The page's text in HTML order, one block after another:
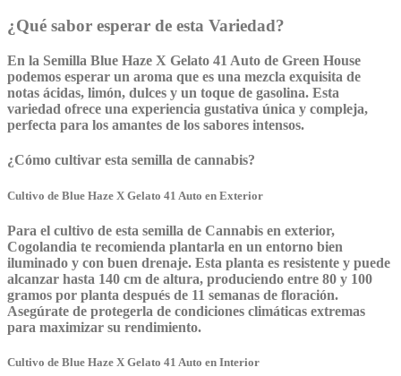
¿Qué sabor esperar de esta Variedad?
En la Semilla Blue Haze X Gelato 41 Auto de Green House
podemos esperar un aroma que es una mezcla exquisita de
notas ácidas, limón, dulces y un toque de gasolina. Esta
variedad ofrece una experiencia gustativa única y compleja,
perfecta para los amantes de los sabores intensos.
¿Cómo cultivar esta semilla de cannabis?
Cultivo de Blue Haze X Gelato 41 Auto en Exterior
Para el cultivo de esta semilla de Cannabis en exterior,
Cogolandia te recomienda plantarla en un entorno bien
iluminado y con buen drenaje. Esta planta es resistente y puede
alcanzar hasta 140 cm de altura, produciendo entre 80 y 100
gramos por planta después de 11 semanas de floración.
Asegúrate de protegerla de condiciones climáticas extremas
para maximizar su rendimiento.
Cultivo de Blue Haze X Gelato 41 Auto en Interior